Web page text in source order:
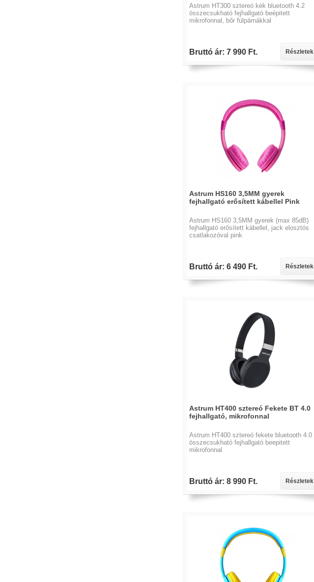
Astrum HT300 sztereó kék bluetooth 4.2
összecsukható fejhallgató beépitett
mikrofonnal, bőr fülpárnákkal
Bruttó ár: 7 990 Ft. Részletek
Astrum HS160 3,5MM gyerek
fejhallgató erősített kábellel Pink
Astrum HS160 3,5MM gyerek (max 85dB)
fejhallgató erősített kábellel, jack elosztós
csatlakozóval pink
Bruttó ár: 6 490 Ft. Részletek
Astrum HT400 sztereó Fekete BT 4.0
fejhallgató, mikrofonnal
Astrum HT400 sztereó fekete bluetooth 4.0
összecsukható fejhallgató beepitett
mikrofonnal
Bruttó ár: 8 990 Ft. Részletek